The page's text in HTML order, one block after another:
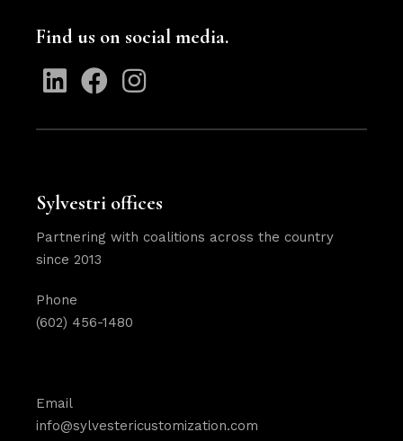
Find us on social media.
Sylvestri offices
Partnering with coalitions across the country
since 2013
Phone
(602) 456-1480
Email
info@sylvestericustomization.com